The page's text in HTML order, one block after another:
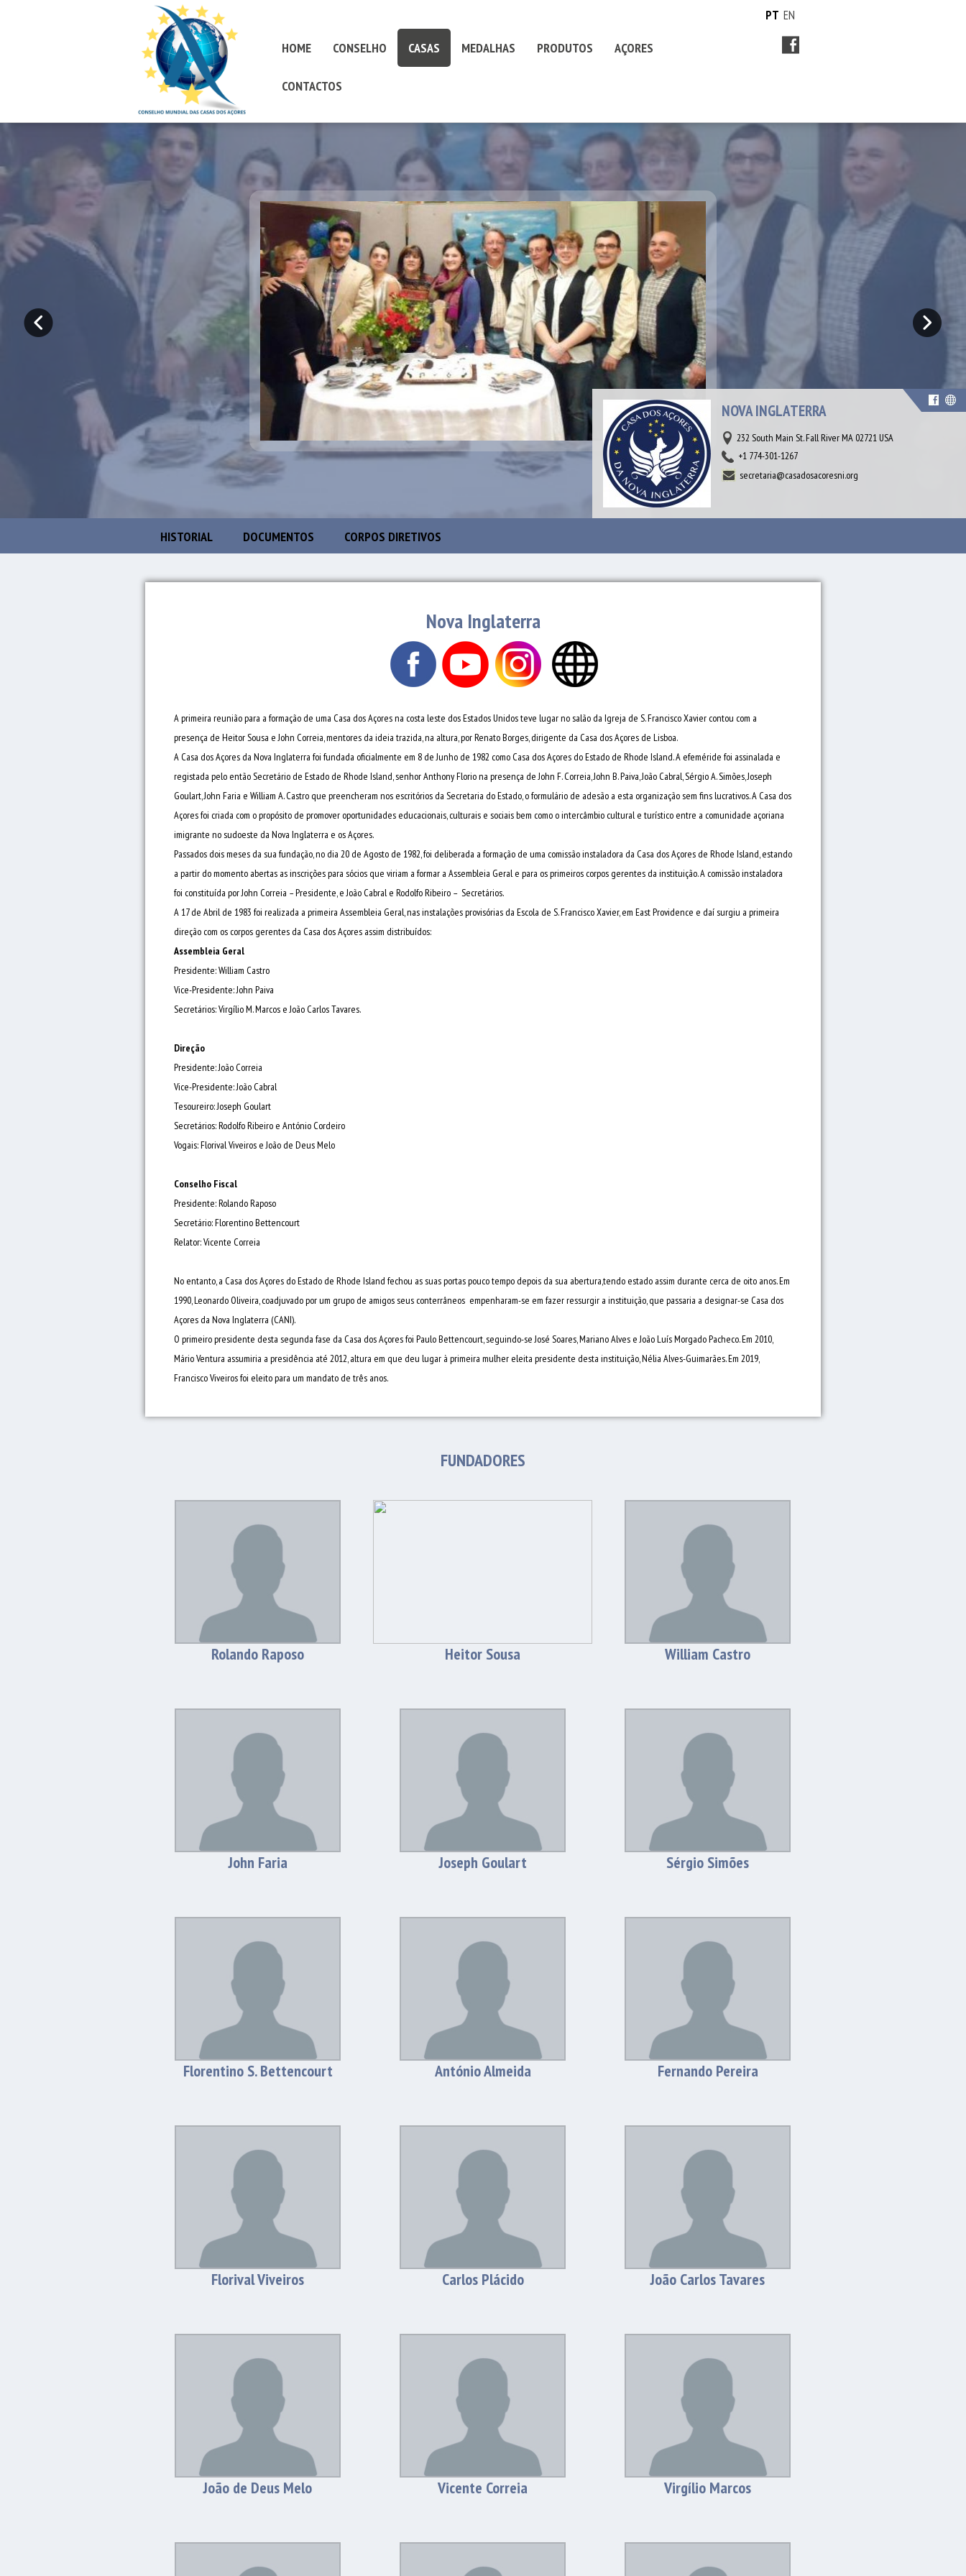
HOME CONSELHO CASAS MEDALHAS PRODUTOS AÇORES
CONTACTOS
PT EN
NOVA INGLATERRA
232 South Main St. Fall River MA 02721 USA
+1 774-301-1267
secretaria@casadosacoresni.org
HISTORIAL DOCUMENTOS CORPOS DIRETIVOS
Nova Inglaterra
A primeira reunião para a formação de uma Casa dos Açores na costa leste dos Estados Unidos teve lugar no salão da Igreja de S. Francisco Xavier contou com a
presença de Heitor Sousa e John Correia, mentores da ideia trazida, na altura, por Renato Borges, dirigente da Casa dos Açores de Lisboa.
A Casa dos Açores da Nova Inglaterra foi fundada oficialmente em 8 de Junho de 1982 como Casa dos Açores do Estado de Rhode Island. A efeméride foi assinalada e
registada pelo então Secretário de Estado de Rhode Island, senhor Anthony Florio na presença de John F. Correia, John B. Paiva, João Cabral, Sérgio A. Simões, Joseph
Goulart, John Faria e William A. Castro que preencheram nos escritórios da Secretaria do Estado, o formulário de adesão a esta organização sem fins lucrativos. A Casa dos
Açores foi criada com o propósito de promover oportunidades educacionais, culturais e sociais bem como o intercâmbio cultural e turístico entre a comunidade açoriana
imigrante no sudoeste da Nova Inglaterra e os Açores.
Passados dois meses da sua fundação, no dia 20 de Agosto de 1982, foi deliberada a formação de uma comissão instaladora da Casa dos Açores de Rhode Island, estando
a partir do momento abertas as inscrições para sócios que viriam a formar a Assembleia Geral e para os primeiros corpos gerentes da instituição. A comissão instaladora
foi constituída por John Correia – Presidente, e João Cabral e Rodolfo Ribeiro – Secretários.
A 17 de Abril de 1983 foi realizada a primeira Assembleia Geral, nas instalações provisórias da Escola de S. Francisco Xavier, em East Providence e daí surgiu a primeira
direção com os corpos gerentes da Casa dos Açores assim distribuídos:
Assembleia Geral
Presidente: William Castro
Vice-Presidente: John Paiva
Secretários: Virgílio M. Marcos e João Carlos Tavares.
Direção
Presidente: João Correia
Vice-Presidente: João Cabral
Tesoureiro: Joseph Goulart
Secretários: Rodolfo Ribeiro e António Cordeiro
Vogais: Florival Viveiros e João de Deus Melo
Conselho Fiscal
Presidente: Rolando Raposo
Secretário: Florentino Bettencourt
Relator: Vicente Correia
No entanto, a Casa dos Açores do Estado de Rhode Island fechou as suas portas pouco tempo depois da sua abertura,tendo estado assim durante cerca de oito anos. Em
1990, Leonardo Oliveira, coadjuvado por um grupo de amigos seus conterrâneos empenharam-se em fazer ressurgir a instituição, que passaria a designar-se Casa dos
Açores da Nova Inglaterra (CANI).
O primeiro presidente desta segunda fase da Casa dos Açores foi Paulo Bettencourt, seguindo-se José Soares, Mariano Alves e João Luís Morgado Pacheco. Em 2010,
Mário Ventura assumiria a presidência até 2012, altura em que deu lugar à primeira mulher eleita presidente desta instituição, Nélia Alves-Guimarães. Em 2019,
Francisco Viveiros foi eleito para um mandato de três anos.
FUNDADORES
Rolando Raposo Heitor Sousa William Castro
John Faria Joseph Goulart Sérgio Simões
Florentino S. Bettencourt António Almeida Fernando Pereira
Florival Viveiros Carlos Plácido João Carlos Tavares
João de Deus Melo Vicente Correia Virgílio Marcos